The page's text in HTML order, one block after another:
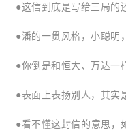
●这信到底是写给三局的
●潘的一贯风格，小聪明
●你倒是和恒大、万达一
●表面上表扬别人，其实
●看不懂这封信的意思，